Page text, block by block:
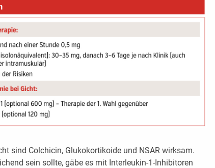
sind Colchicin, Glukokortikoide und NSAR wirksam.
sein sollte, gäbe es mit Interleukin-1-Inhibitoren